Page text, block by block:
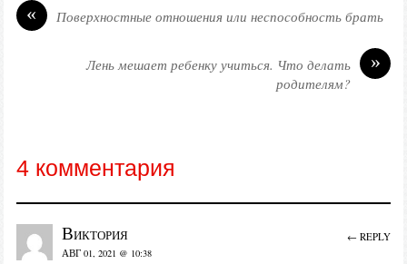
« Поверхностные отношения или неспособность брать
»
Лень мешает ребенку учиться. Что делать
родителям?
4 комментария
Виктория
АВГ 01, 2021 @ 10:38
← REPLY